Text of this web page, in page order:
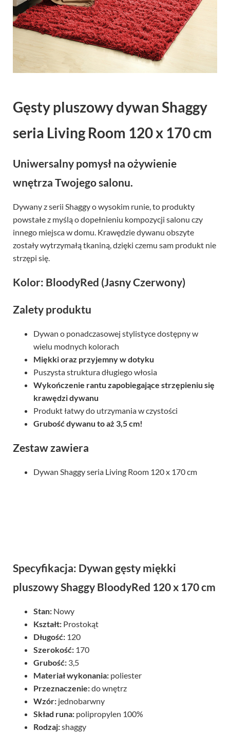
Gęsty pluszowy dywan Shaggy
seria Living Room 120 x 170 cm
Uniwersalny pomysł na ożywienie
wnętrza Twojego salonu.
Dywany z serii Shaggy o wysokim runie, to produkty
powstałe z myślą o dopełnieniu kompozycji salonu czy
innego miejsca w domu. Krawędzie dywanu obszyte
zostały wytrzymałą tkaniną, dzięki czemu sam produkt nie
strzępi się.
Kolor: BloodyRed (Jasny Czerwony)
Zalety produktu
Dywan o ponadczasowej stylistyce dostępny w
wielu modnych kolorach
Miękki oraz przyjemny w dotyku
Puszysta struktura długiego włosia
Wykończenie rantu zapobiegające strzępieniu się
krawędzi dywanu
Produkt łatwy do utrzymania w czystości
Grubość dywanu to aż 3,5 cm!
Zestaw zawiera
Dywan Shaggy seria Living Room 120 x 170 cm
Specyfikacja: Dywan gęsty miękki
pluszowy Shaggy BloodyRed 120 x 170 cm
Stan: Nowy
Kształt: Prostokąt
Długość: 120
Szerokość: 170
Grubość: 3,5
Materiał wykonania: poliester
Przeznaczenie:do wnętrz
Wzór: jednobarwny
Skład runa: polipropylen 100%
Rodzaj:shaggy